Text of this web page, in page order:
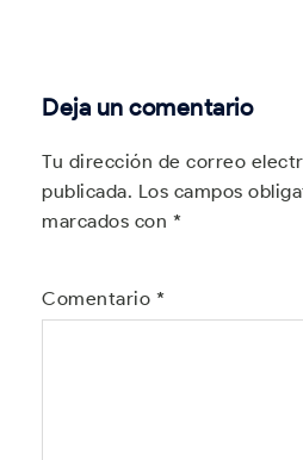
Deja un comentario
Tu dirección de correo
publicada. Los campos
marcados con *
Comentario *